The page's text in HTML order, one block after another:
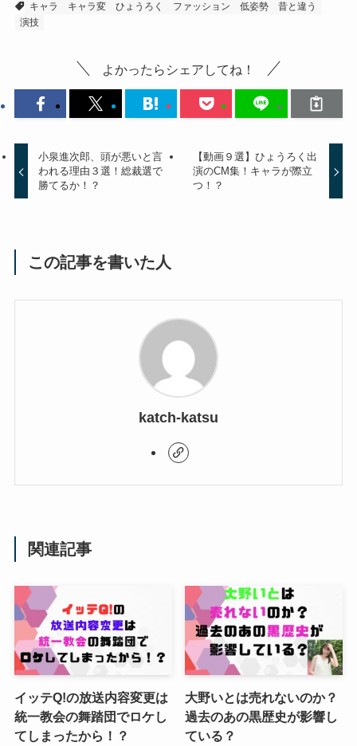
キャラ
キャラ変 ひょうろく ファッション 低姿勢
昔と違う
演技
よかったらシェアしてね！
小泉進次郎、頭が悪いと言
われる理由３選！総裁選で
勝てるか！？
【動画９選】ひょうろく出
演のCM集！キャラが際立
つ！？
この記事を書いた人
katch-katsu
関連記事
イッテQ!の放送内容変更は
統一教会の舞踏団でロケし
てしまったから！？
大野いとは売れないのか？
過去のあの黒歴史が影響し
ている？